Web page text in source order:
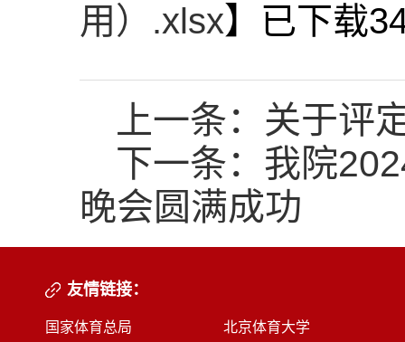
用）.xlsx】已下载
上一条： 关于评
下一条： 我院
晚会圆满成功
友情链接：
国家体育总局 北京体育大学